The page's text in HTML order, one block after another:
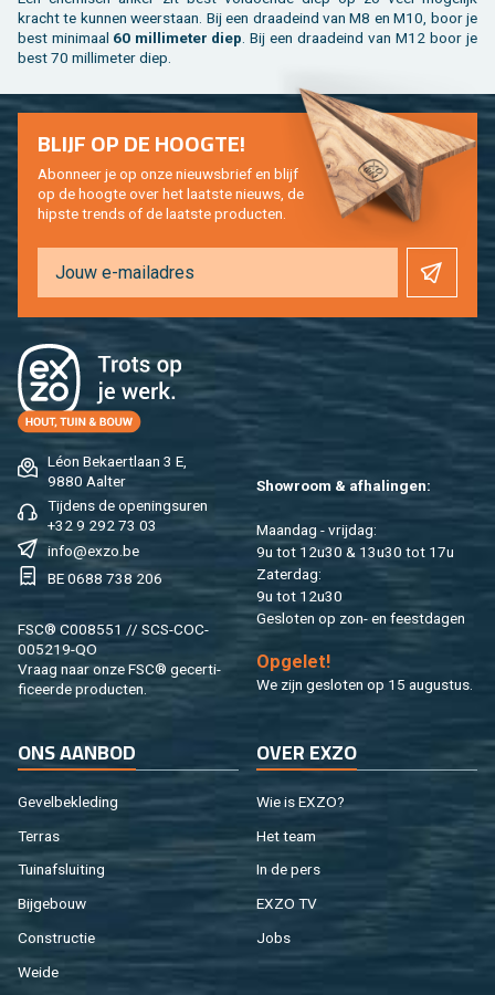
kracht te kun­nen weer­staan. Bij een draad­eind van M8 en M10, boor je
best mi­ni­maal 60 mil­li­me­ter diep. Bij een draad­eind van M12 boor je
best 70 mil­li­me­ter diep.
Léon Be­kaert­laan 3 E,
9880 Aal­ter
Tij­dens de ope­nings­uren
+32 9 292 73 03
info@​exzo.​be
BE 0688 738 206
FSC® C008551 // SCS-COC-
005219-QO
Vraag naar onze FSC® ge­cer­ti­
fi­ceer­de pro­duc­ten.
Show­room & af­ha­lin­gen:
Maan­dag - vrij­dag:
9u tot 12u30 & 13u30 tot 17u
Za­ter­dag:
9u tot 12u30
Ge­slo­ten op zon- en feest­da­gen
Op­ge­let!
We zijn ge­slo­ten op 15 au­gus­tus.
BLIJF OP DE HOOG­TE!
Abon­neer je op onze nieuws­brief en blijf
op de hoog­te over het laat­ste nieuws, de
hip­s­te trends of de laat­ste pro­duc­ten.
ONS AAN­BOD
Ge­vel­be­kle­ding
Ter­ras
Tuin­af­slui­ting
Bij­ge­bouw
Con­struc­tie
Weide
OVER EXZO
Wie is EXZO?
Het team
In de pers
EXZO TV
Jobs